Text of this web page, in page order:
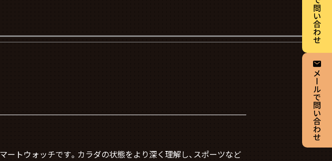
ートウォッチです。カラダの状態をより深く理解し、スポーツなど